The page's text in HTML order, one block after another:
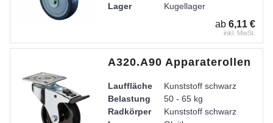
Lager
Kugellager
ab 6,11 €
inkl. MwSt.
A320.A90 Apparaterollen
Lauffläche
Kunststoff schwarz
Belastung
50 - 65 kg
Radkörper
Kunststoff schwarz